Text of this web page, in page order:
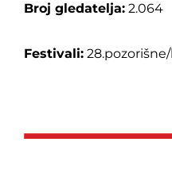
Broj gledatelja: 2.064
Festivali: